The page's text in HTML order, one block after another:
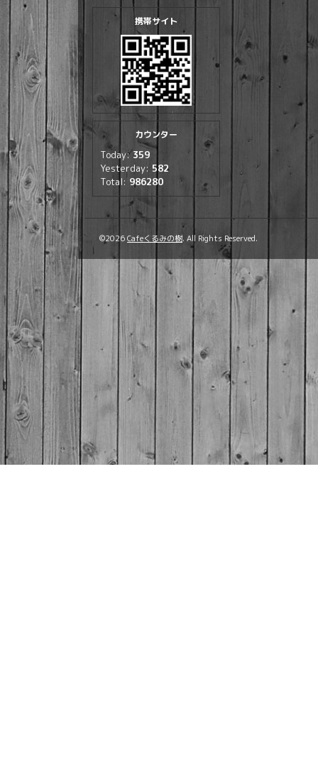
携帯サイト
カウンター
Today:359
Yesterday: 582
Total: 986280
©2026Cafeくるみの樹. All Rights Reserved.